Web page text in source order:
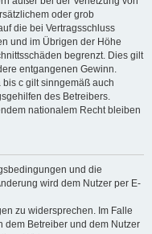
oder grob
die bei Vertragsschluss
und im Übrigen der Höhe
begrenzt. Dies gilt
entgangenen Gewinn.
c gilt sinngemäß auch
des Betreibers.
nationalem Recht bleiben
und die
wird dem Nutzer per E-
zu widersprechen. Im Falle
dem Betreiber und dem Nutzer